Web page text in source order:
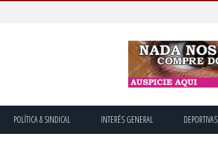
POLÍTICA & SINDICAL INTERÉS GENERAL DEPORTIVAS